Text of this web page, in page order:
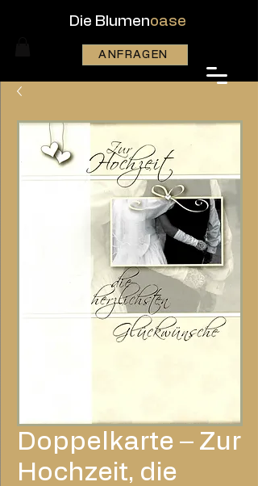
Die Blumenoase
ANFRAGEN
Doppelkarte – Zur
Hochzeit, die